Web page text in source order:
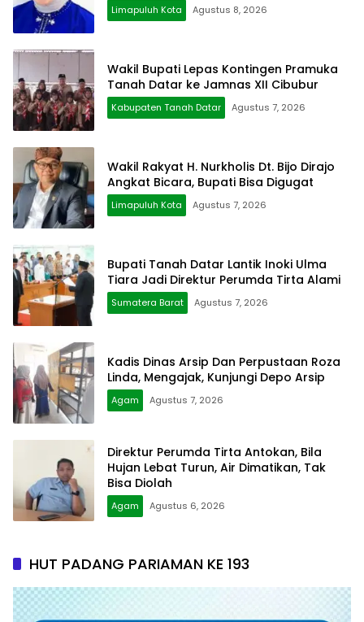
Limapuluh Kota Agustus 8, 2026
Wakil Bupati Lepas Kontingen Pramuka
Tanah Datar ke Jamnas XII Cibubur
Kabupaten Tanah Datar Agustus 7, 2026
Wakil Rakyat H. Nurkholis Dt. Bijo Dirajo
Angkat Bicara, Bupati Bisa Digugat
Limapuluh Kota Agustus 7, 2026
Bupati Tanah Datar Lantik Inoki Ulma
Tiara Jadi Direktur Perumda Tirta Alami
Sumatera Barat Agustus 7, 2026
Kadis Dinas Arsip Dan Perpustaan Roza
Linda, Mengajak, Kunjungi Depo Arsip
Agam Agustus 7, 2026
Direktur Perumda Tirta Antokan, Bila
Hujan Lebat Turun, Air Dimatikan, Tak
Bisa Diolah
Agam Agustus 6, 2026
HUT PADANG PARIAMAN KE 193